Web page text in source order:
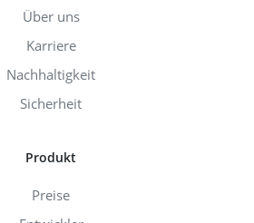
Über uns
Karriere
Nachhaltigkeit
Sicherheit
Produkt
Preise